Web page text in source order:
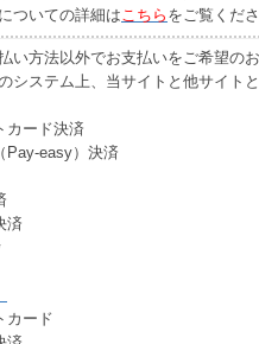
ついての詳細はこちら をご覧くださ
い方法以外でお支払いをご希望の
のシステム上、当サイトと他サイト
カード決済
Pay-easy）決済
済
カード